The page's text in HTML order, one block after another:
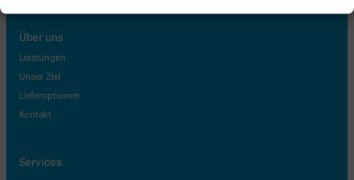
Über uns
Leistungen
Unser Ziel
Lieferoptionen
Kontakt
Services